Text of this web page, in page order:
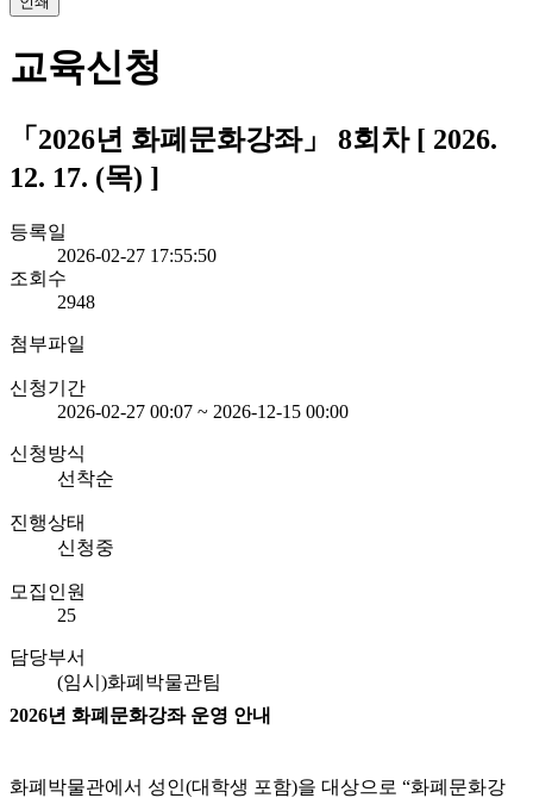
교육신청
「2026년 화폐문화강좌」 8회차 [ 2026.
12. 17. (목) ]
등록일
2026-02-27 17:55:50
조회수
2948
첨부파일
신청기간
2026-02-27 00:07 ~ 2026-12-15 00:00
신청방식
선착순
진행상태
신청중
모집인원
25
담당부서
(임시)화폐박물관팀
2026년 화폐문화강좌운영 안내
화폐박물관에서 성인(대학생 포함)을 대상으로 “화폐문화강